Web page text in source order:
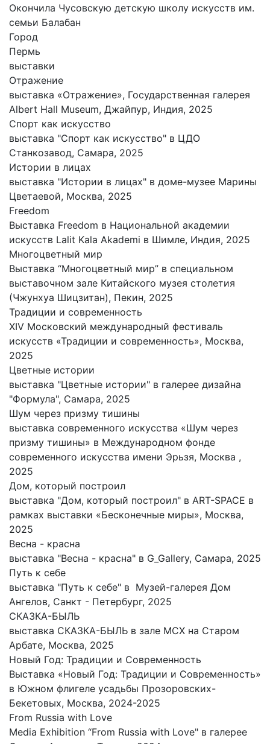
Окончила Чусовскую детскую школу искусств им.
семьи Балабан
Город
Пермь
выставки
Отражение
выставка «Отражение», Государственная галерея
Albert Hall Museum, Джайпур, Индия, 2025
Спорт как искусство
выставка "Спорт как искусство" в ЦДО
Станкозавод, Самара, 2025
Истории в лицах
выставка "Истории в лицах" в доме-музее Марины
Цветаевой, Москва, 2025
Freedom
Выставка Freedom в Национальной академии
искусств Lalit Kala Akademi в Шимле, Индия, 2025
Многоцветный мир
Выставка “Многоцветный мир” в специальном
выставочном зале Китайского музея столетия
(Чжунхуа Шицзитан), Пекин, 2025
Традиции и современность
XIV Московский международный фестиваль
искусств «Традиции и современность», Москва,
2025
Цветные истории
выставка "Цветные истории" в галерее дизайна
"Формула", Самара, 2025
Шум через призму тишины
выставка современного искусства «Шум через
призму тишины» в Международном фонде
современного искусства имени Эрьзя, Москва ,
2025
Дом, который построил
выставка "Дом, который построил" в ART-SPACE в
рамках выставки «Бесконечные миры», Москва,
2025
Весна - красна
выставка "Весна - красна" в G_Gallery, Самара, 2025
Путь к себе
выставка "Путь к себе" в Музей-галерея Дом
Ангелов, Санкт - Петербург, 2025
СКАЗКА-БЫЛЬ
выставка СКАЗКА-БЫЛЬ в зале МСХ на Старом
Арбате, Москва, 2025
Новый Год: Традиции и Современность
Выставка «Новый Год: Традиции и Современность»
в Южном флигеле усадьбы Прозоровских-
Бекетовых, Москва, 2024-2025
From Russia with Love
Media Exhibition “From Russia with Love" в галерее